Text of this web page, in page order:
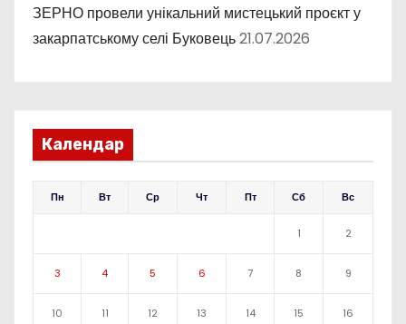
ЗЕРНО провели унікальний мистецький проєкт у
закарпатському селі Буковець21.07.2026
Календар
Пн Вт Ср Чт Пт Сб Вс
1 2
3 4 5 6 7 8 9
10 11 12 13 14 15 16